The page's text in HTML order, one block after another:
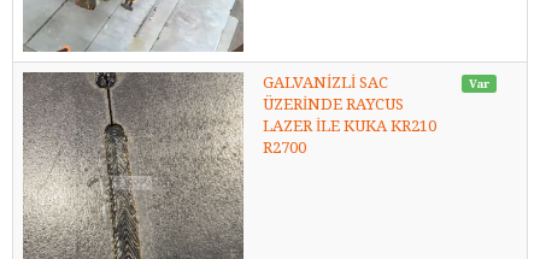
GALVANİZLİ SAC
ÜZERİNDE RAYCUS
LAZER İLE KUKA KR210
R2700
Var